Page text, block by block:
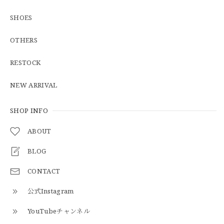
SHOES
OTHERS
RESTOCK
NEW ARRIVAL
SHOP INFO
ABOUT
BLOG
CONTACT
公式Instagram
YouTubeチャンネル
2026/04/27
とても早く対応頂きありがとうございました。